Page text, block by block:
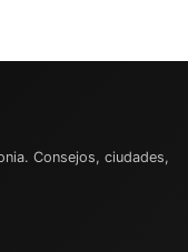
Consejos, ciudades,